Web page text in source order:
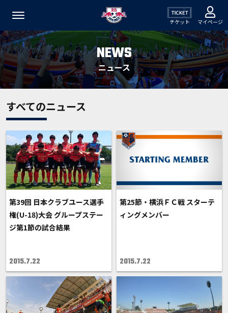
チケット マイページ
NEWS
ニュース
すべてのニュース
第39回 日本クラブユース選手
権(U-18)大会 グループステー
ジ第1節の試合結果
2015.7.22
第25節・横浜ＦＣ戦 スターテ
ィングメンバー
2015.7.22